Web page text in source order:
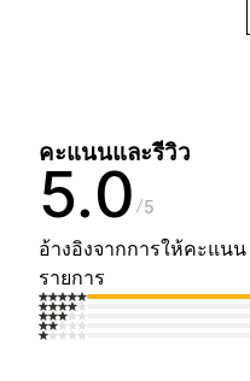
คะแนนและรีวิว
5.0 5
อ้างอิงจากการให้คะแน
รายการ